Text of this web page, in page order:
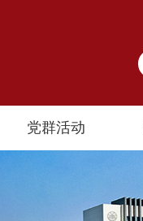
党群活动